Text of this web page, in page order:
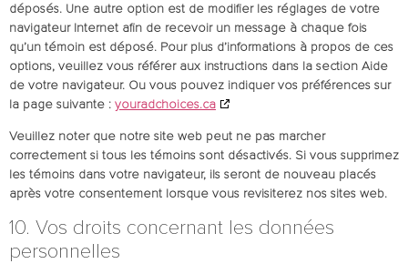
déposés. Une autre option est de modifier les réglages de votre
navigateur Internet afin de recevoir un message à chaque fois
qu’un témoin est déposé. Pour plus d’informations à propos de ces
options, veuillez vous référer aux instructions dans la section Aide
de votre navigateur. Ou vous pouvez indiquer vos préférences sur
la page suivante : youradchoices.ca
Veuillez noter que notre site web peut ne pas marcher
correctement si tous les témoins sont désactivés. Si vous supprimez
les témoins dans votre navigateur, ils seront de nouveau placés
après votre consentement lorsque vous revisiterez nos sites web.
10. Vos droits concernant les données
personnelles